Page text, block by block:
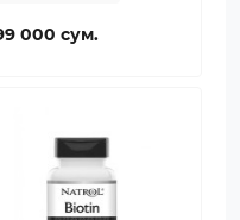
000 сум.